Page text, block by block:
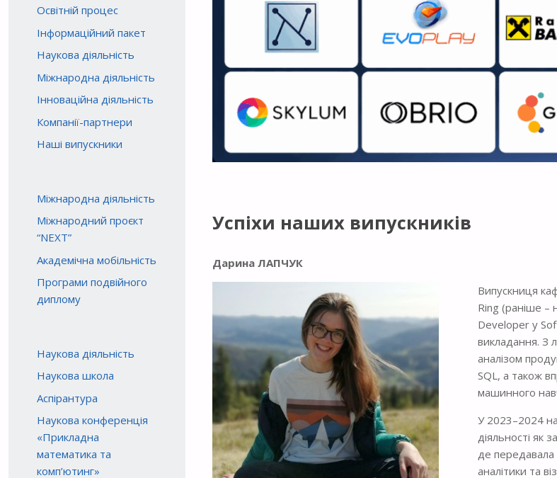
Успіхи наших випускників
Дарина ЛАПЧУК
Випускниця
Ring (раніше –
Developer у
викладання. З
аналізом
SQL, а також
машинного
У 2023–2024
діяльності як
де передавала
аналітики та
Освітній процес
Інформаційний пакет
Наукова діяльність
Міжнародна діяльність
Інноваційна діяльність
Компанії-партнери
Наші випускники
Міжнародна діяльність
Міжнародний проєкт
“NEXT”
Академічна мобільність
Програми подвійного
диплому
Наукова діяльність
Наукова школа
Аспірантура
Наукова конференція
«Прикладна
математика та
комп’ютинг»